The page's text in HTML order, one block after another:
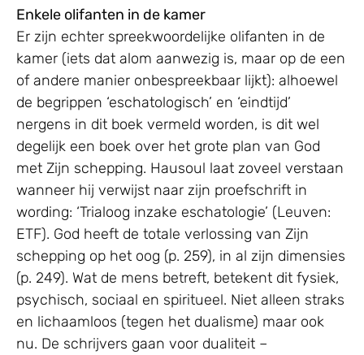
Enkele olifanten in de kamer
Er zijn echter spreekwoordelijke olifanten in de
kamer (iets dat alom aanwezig is, maar op de een
of andere manier onbespreekbaar lijkt): alhoewel
de begrippen ‘eschatologisch’ en ‘eindtijd’
nergens in dit boek vermeld worden, is dit wel
degelijk een boek over het grote plan van God
met Zijn schepping. Hausoul laat zoveel verstaan
wanneer hij verwijst naar zijn proefschrift in
wording: ‘Trialoog inzake eschatologie’ (Leuven:
ETF). God heeft de totale verlossing van Zijn
schepping op het oog (p. 259), in al zijn dimensies
(p. 249). Wat de mens betreft, betekent dit fysiek,
psychisch, sociaal en spiritueel. Niet alleen straks
en lichaamloos (tegen het dualisme) maar ook
nu. De schrijvers gaan voor dualiteit –